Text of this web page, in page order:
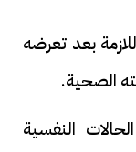
بعد تعرضه
الصحية.
النفسية